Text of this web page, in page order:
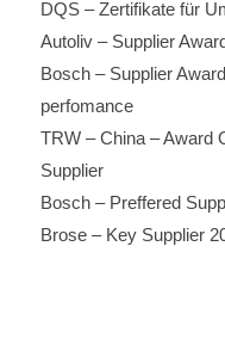
DQS – Zertifikate für
Autoliv – Supplier Award
Bosch – Supplier
perfomance
TRW – China – Award
Supplier
Bosch – Preffered
Brose – Key Supplier